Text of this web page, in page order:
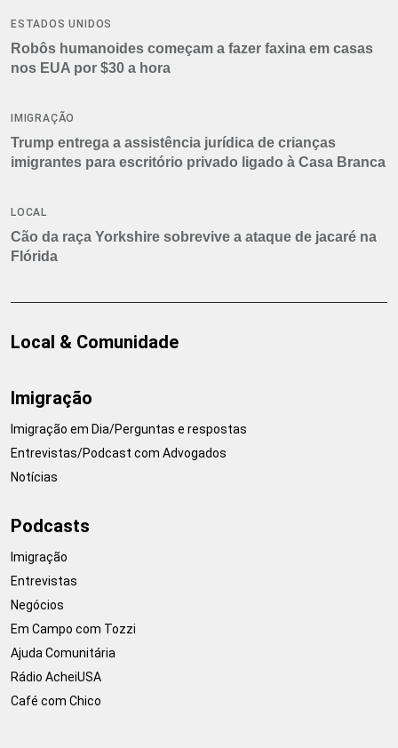
ESTADOS UNIDOS
Robôs humanoides começam a fazer faxina em casas
nos EUA por $30 a hora
IMIGRAÇÃO
Trump entrega a assistência jurídica de crianças
imigrantes para escritório privado ligado à Casa Branca
LOCAL
Cão da raça Yorkshire sobrevive a ataque de jacaré na
Flórida
Local & Comunidade
Imigração
Imigração em Dia/Perguntas e respostas
Entrevistas/Podcast com Advogados
Notícias
Podcasts
Imigração
Entrevistas
Negócios
Em Campo com Tozzi
Ajuda Comunitária
Rádio AcheiUSA
Café com Chico